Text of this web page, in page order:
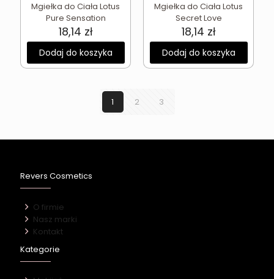
Mgiełka do Ciała Lotus
Pure Sensation
18,14 zł
Dodaj do koszyka
Mgiełka do Ciała Lotus
Secret Love
18,14 zł
Dodaj do koszyka
1 2 3
Revers Cosmetics
O firmie
Nasz marki
Kontakt
Kategorie